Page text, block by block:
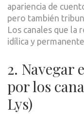
apariencia de
pero también
Los canales que la
idílica y
2. Navegar
por los
Lys)